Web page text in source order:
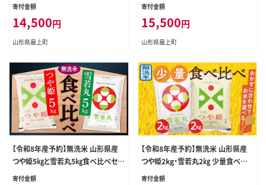
寄付金額
14,500円
山形県最上町
寄付金額
15,500円
山形県最上町
【令和8年産予約】無洗米 山形県産
つや姫5㎏と雪若丸5㎏食べ比べセッ
ト(各5kg×1袋ずつ)
寄付金額
【令和8年産予約】無洗米 山形県産
つや姫2kg・雪若丸2㎏ 少量食べ比
べセット
寄付金額